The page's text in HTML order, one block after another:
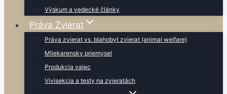
Výskum a vedecké články
Práva Zvierat
Práva zvierat vs. blahobyt zvierat (animal welfare)
Mliekarensky priemysel
Produkcia vajec
Vivisekcia a testy na zvieratách